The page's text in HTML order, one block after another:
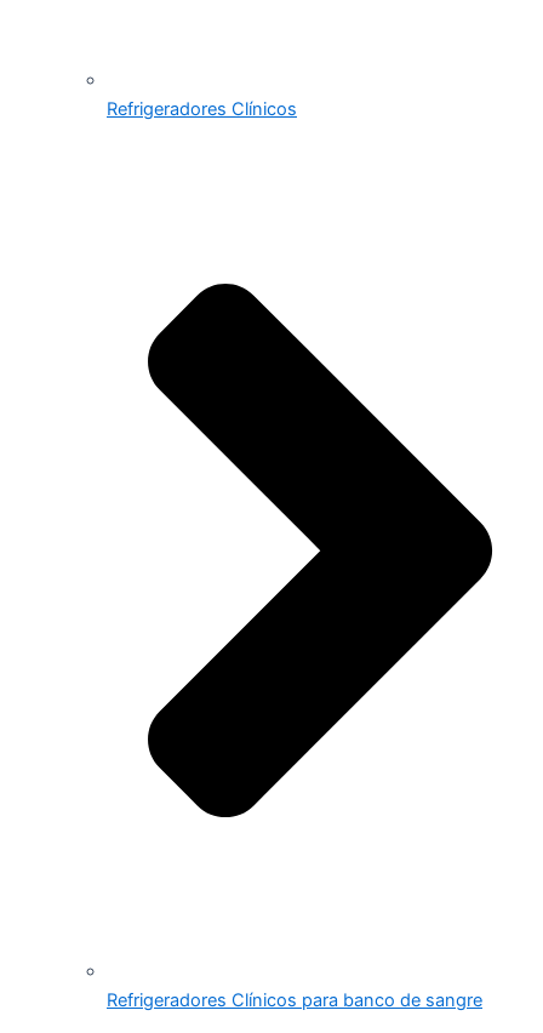
Refrigeradores Clínicos
Refrigeradores Clínicos para banco de sangre